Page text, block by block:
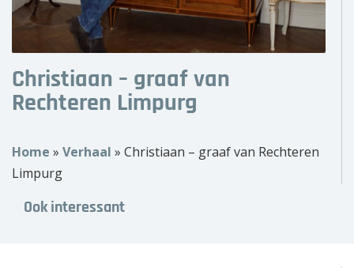
Contact
Zoek
naar:
Christiaan – graaf van
Rechteren Limpurg
Home » Verhaal » Christiaan – graaf van Rechteren
Limpurg
Ook interessant